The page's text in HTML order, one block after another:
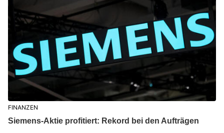
FINANZEN
Siemens-Aktie profitiert: Rekord bei den Aufträgen